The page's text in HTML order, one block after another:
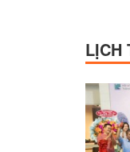
LỊCH